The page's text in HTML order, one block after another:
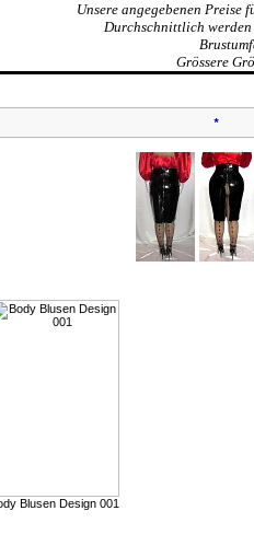
Unsere angegebenen Preise
Durchschnittlich werden
Grössere
*
Blusen Design 001